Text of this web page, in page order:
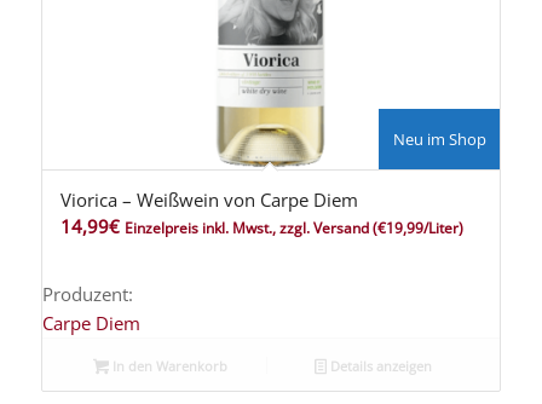
Neu im Shop
Viorica – Weißwein von Carpe Diem
14,99€ Einzelpreis inkl. Mwst., zzgl. Versand(€19,99/Liter)
Produzent:
Carpe Diem
In den Warenkorb Details anzeigen